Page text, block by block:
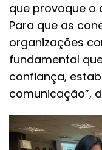
que provoque o
Para que as
organizações
fundamental
confiança,
comunicação”,